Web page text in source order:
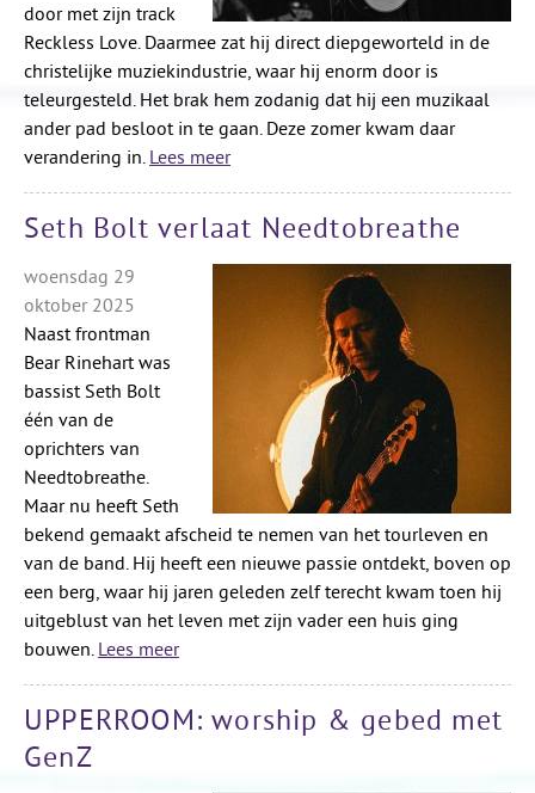
door met zijn track
Reckless Love. Daarmee zat hij direct diepgeworteld in de
christelijke muziekindustrie, waar hij enorm door is
teleurgesteld. Het brak hem zodanig dat hij een muzikaal
ander pad besloot in te gaan. Deze zomer kwam daar
verandering in. Lees meer
Seth Bolt verlaat Needtobreathe
woensdag 29
oktober 2025
Naast frontman
Bear Rinehart was
bassist Seth Bolt
één van de
oprichters van
Needtobreathe.
Maar nu heeft Seth
bekend gemaakt afscheid te nemen van het tourleven en
van de band. Hij heeft een nieuwe passie ontdekt, boven op
een berg, waar hij jaren geleden zelf terecht kwam toen hij
uitgeblust van het leven met zijn vader een huis ging
bouwen. Lees meer
UPPERROOM: worship & gebed met
GenZ